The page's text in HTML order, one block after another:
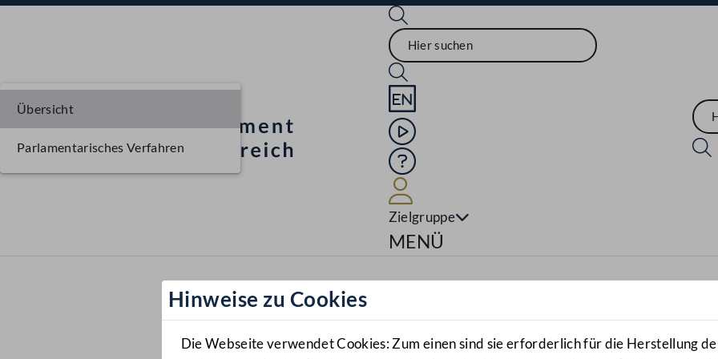
Sprache English
Mediathek
Hilfe
Zielgruppe
Navigationsmenü öffnen
MENÜ
Hinweise zu Cookies
Die Webseite verwendet Cookies: Zum einen sind sie erforderlich für die Herstellung
Übersicht
Parlamentarisches Verfahren